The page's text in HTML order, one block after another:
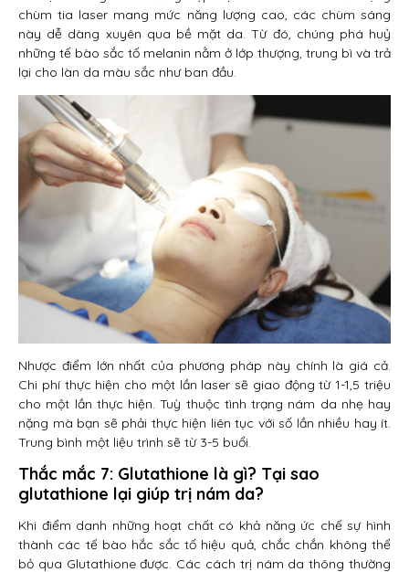
chùm tia laser mang mức năng lượng cao, các chùm sáng
này dễ dàng xuyên qua bề mặt da. Từ đó, chúng phá huỷ
những tế bào sắc tố melanin nằm ở lớp thượng, trung bì và trả
lại cho làn da màu sắc như ban đầu.
Nhược điểm lớn nhất của phương pháp này chính là giá cả.
Chi phí thực hiện cho một lần laser sẽ giao động từ 1-1,5 triệu
cho một lần thực hiện. Tuỳ thuộc tình trạng nám da nhẹ hay
nặng mà bạn sẽ phải thực hiện liên tục với số lần nhiều hay ít.
Trung bình một liệu trình sẽ từ 3-5 buổi.
Thắc mắc 7: Glutathione là gì? Tại sao
glutathione lại giúp trị nám da?
Khi điểm danh những hoạt chất có khả năng ức chế sự hình
thành các tế bào hắc sắc tố hiệu quả, chắc chắn không thể
bỏ qua Glutathione được. Các cách trị nám da thông thường